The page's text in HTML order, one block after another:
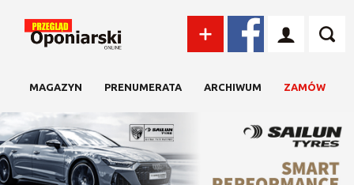
MAGAZYN PRENUMERATA ARCHIWUM ZAMÓW